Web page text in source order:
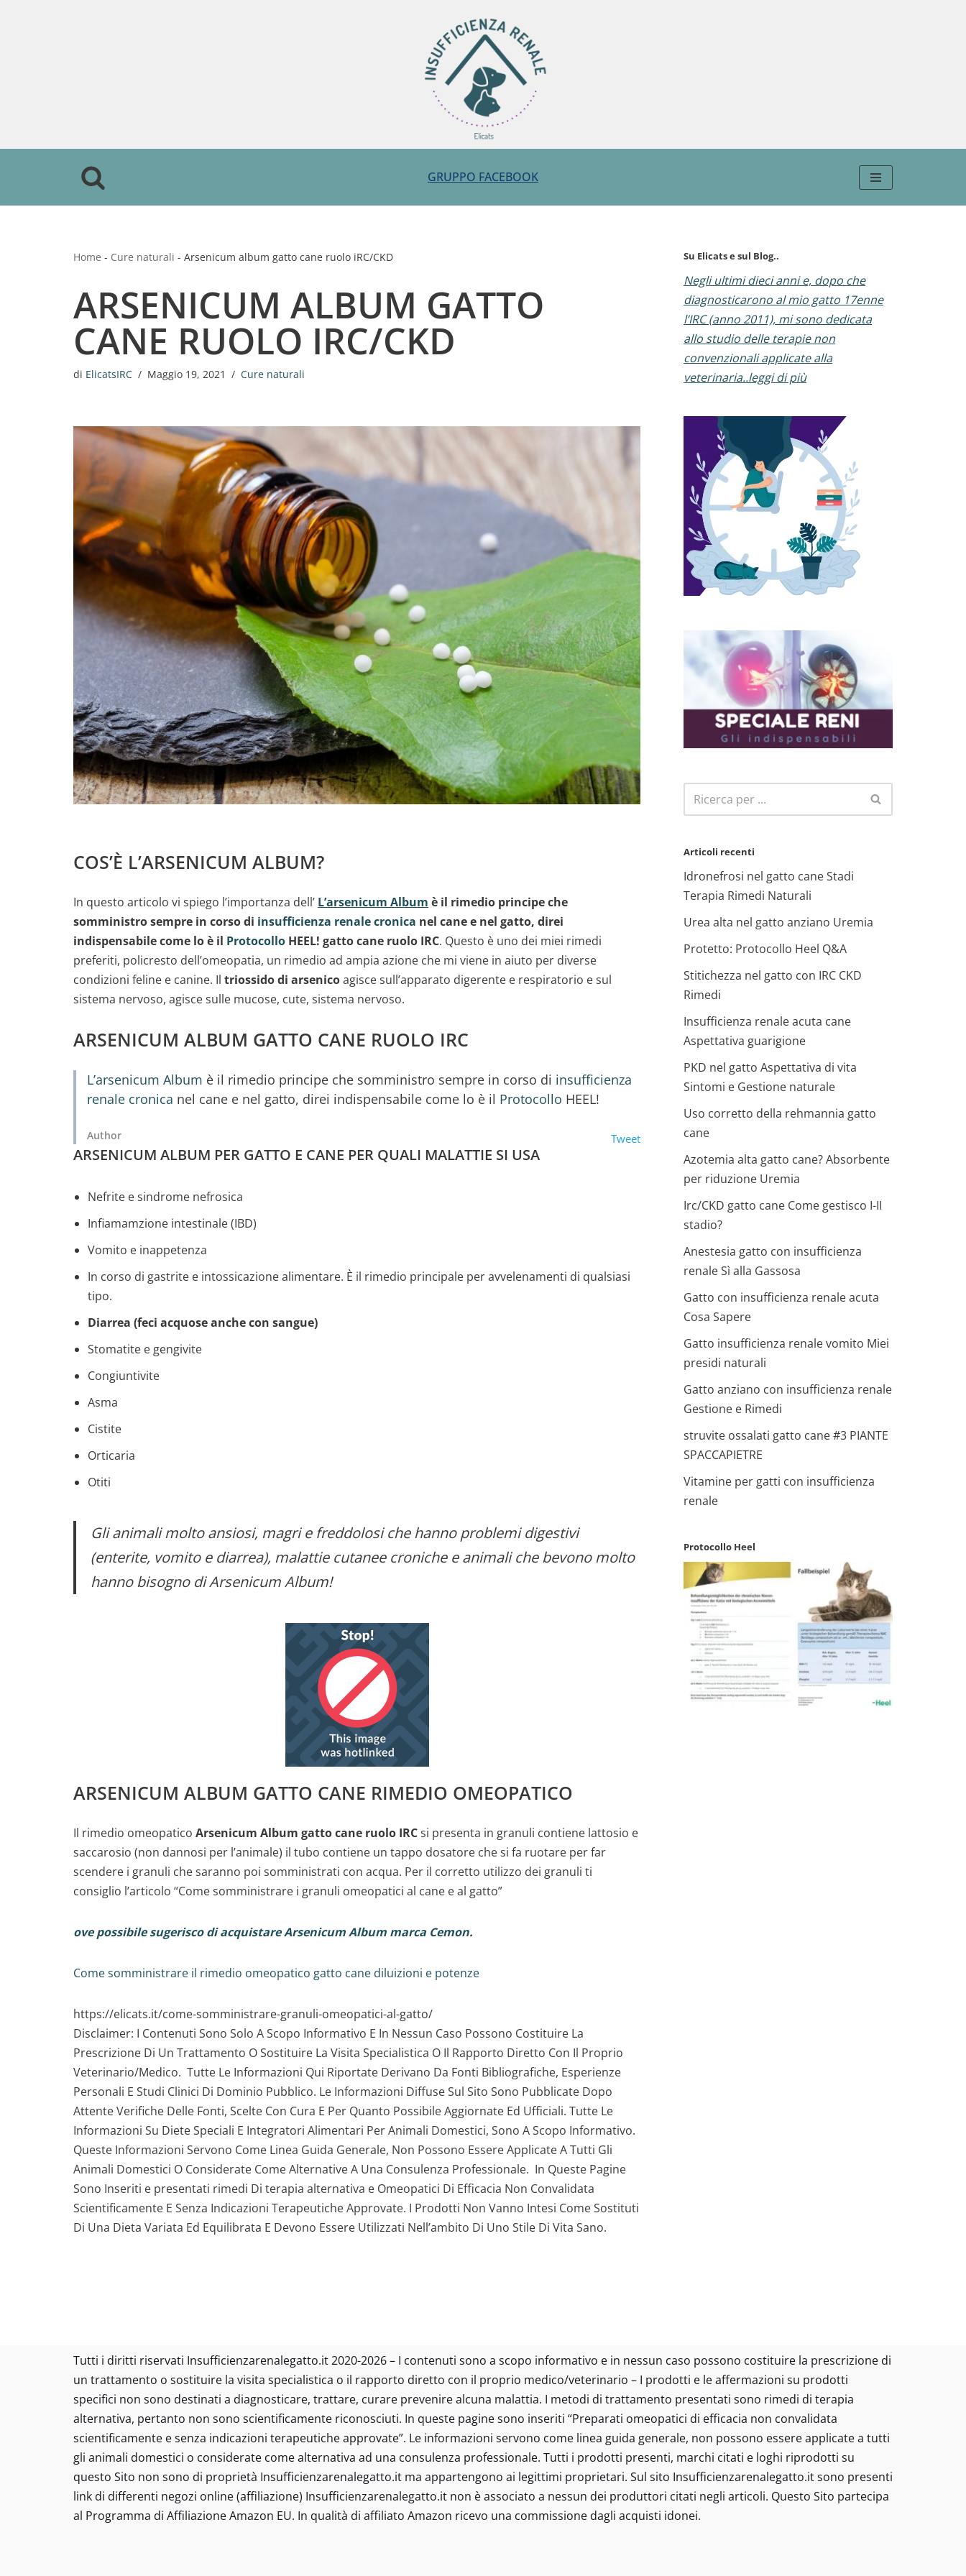
GRUPPO FACEBOOK
Home - Cure naturali - Arsenicum album gatto cane ruolo iRC/CKD
ARSENICUM ALBUM GATTO
CANE RUOLO IRC/CKD
di ElicatsIRC Maggio 19, 2021 Cure naturali
COS’È L’ARSENICUM ALBUM?
In questo articolo vi spiego l’importanza dell’ L’arsenicum Album è il rimedio principe che
somministro sempre in corso di insufficienza renale cronica nel cane e nel gatto, direi
indispensabile come lo è il Protocollo HEEL! gatto cane ruolo IRC. Questo è uno dei miei rimedi
preferiti, policresto dell’omeopatia, un rimedio ad ampia azione che mi viene in aiuto per diverse
condizioni feline e canine. Il triossido di arsenicoagisce sull’apparato digerente e respiratorio e sul
sistema nervoso, agisce sulle mucose, cute, sistema nervoso.
ARSENICUM ALBUM GATTO CANE RUOLO IRC
L’arsenicum Album è il rimedio principe che somministro sempre in corso di insufficienza
renale cronica nel cane e nel gatto, direi indispensabile come lo è il Protocollo HEEL!
Author Tweet
ARSENICUM ALBUM PER GATTO E CANE PER QUALI MALATTIE SI USA
Nefrite e sindrome nefrosica
Infiamamzione intestinale (IBD)
Vomito e inappetenza
In corso di gastrite e intossicazione alimentare. È il rimedio principale per avvelenamenti di qualsiasi
tipo.
Diarrea (feci acquose anche con sangue)
Stomatite e gengivite
Congiuntivite
Asma
Cistite
Orticaria
Otiti
Gli animali molto ansiosi, magri e freddolosi che hanno problemi digestivi
(enterite, vomito e diarrea), malattie cutanee croniche e animali che bevono molto
hanno bisogno di Arsenicum Album!
ARSENICUM ALBUM GATTO CANE RIMEDIO OMEOPATICO
Il rimedio omeopatico Arsenicum Album gatto cane ruolo IRCsi presenta in granuli contiene lattosio e
saccarosio (non dannosi per l’animale) il tubo contiene un tappo dosatore che si fa ruotare per far
scendere i granuli che saranno poi somministrati con acqua. Per il corretto utilizzo dei granuli ti
consiglio l’articolo “Come somministrare i granuli omeopatici al cane e al gatto”
ove possibile sugerisco di acquistare Arsenicum Album marca Cemon.
Come somministrare il rimedio omeopatico gatto cane diluizioni e potenze
https://elicats.it/come-somministrare-granuli-omeopatici-al-gatto/
Disclaimer: I Contenuti Sono Solo A Scopo Informativo E In Nessun Caso Possono Costituire La
Prescrizione Di Un Trattamento O Sostituire La Visita Specialistica O Il Rapporto Diretto Con Il Proprio
Veterinario/Medico. Tutte Le Informazioni Qui Riportate Derivano Da Fonti Bibliografiche, Esperienze
Personali E Studi Clinici Di Dominio Pubblico. Le Informazioni Diffuse Sul Sito Sono Pubblicate Dopo
Attente Verifiche Delle Fonti, Scelte Con Cura E Per Quanto Possibile Aggiornate Ed Ufficiali. Tutte Le
Informazioni Su Diete Speciali E Integratori Alimentari Per Animali Domestici, Sono A Scopo Informativo.
Queste Informazioni Servono Come Linea Guida Generale, Non Possono Essere Applicate A Tutti Gli
Animali Domestici O Considerate Come Alternative A Una Consulenza Professionale. In Queste Pagine
Sono Inseriti e presentati rimedi Di terapia alternativa e Omeopatici Di Efficacia Non Convalidata
Scientificamente E Senza Indicazioni Terapeutiche Approvate. I Prodotti Non Vanno Intesi Come Sostituti
Di Una Dieta Variata Ed Equilibrata E Devono Essere Utilizzati Nell’ambito Di Uno Stile Di Vita Sano.
Su Elicats e sul Blog..
Negli ultimi dieci anni e, dopo che
diagnosticarono al mio gatto 17enne
l’IRC (anno 2011), mi sono dedicata
allo studio delle terapie non
convenzionali applicate alla
veterinaria..leggi di più
Articoli recenti
Idronefrosi nel gatto cane Stadi
Terapia Rimedi Naturali
Urea alta nel gatto anziano Uremia
Protetto: Protocollo Heel Q&A
Stitichezza nel gatto con IRC CKD
Rimedi
Insufficienza renale acuta cane
Aspettativa guarigione
PKD nel gatto Aspettativa di vita
Sintomi e Gestione naturale
Uso corretto della rehmannia gatto
cane
Azotemia alta gatto cane? Absorbente
per riduzione Uremia
Irc/CKD gatto cane Come gestisco I-II
stadio?
Anestesia gatto con insufficienza
renale Sì alla Gassosa
Gatto con insufficienza renale acuta
Cosa Sapere
Gatto insufficienza renale vomito Miei
presidi naturali
Gatto anziano con insufficienza renale
Gestione e Rimedi
struvite ossalati gatto cane #3 PIANTE
SPACCAPIETRE
Vitamine per gatti con insufficienza
renale
Protocollo Heel
Tutti i diritti riservati Insufficienzarenalegatto.it 2020-2026 – I contenuti sono a scopo informativo e in nessun caso possono costituire la prescrizione di
un trattamento o sostituire la visita specialistica o il rapporto diretto con il proprio medico/veterinario – I prodotti e le affermazioni su prodotti
specifici non sono destinati a diagnosticare, trattare, curare prevenire alcuna malattia. I metodi di trattamento presentati sono rimedi di terapia
alternativa, pertanto non sono scientificamente riconosciuti. In queste pagine sono inseriti “Preparati omeopatici di efficacia non convalidata
scientificamente e senza indicazioni terapeutiche approvate”. Le informazioni servono come linea guida generale, non possono essere applicate a tutti
gli animali domestici o considerate come alternativa ad una consulenza professionale. Tutti i prodotti presenti, marchi citati e loghi riprodotti su
questo Sito non sono di proprietà Insufficienzarenalegatto.it ma appartengono ai legittimi proprietari. Sul sito Insufficienzarenalegatto.it sono presenti
link di differenti negozi online (affiliazione) Insufficienzarenalegatto.it non è associato a nessun dei produttori citati negli articoli. Questo Sito partecipa
al Programma di Affiliazione Amazon EU. In qualità di affiliato Amazon ricevo una commissione dagli acquisti idonei.